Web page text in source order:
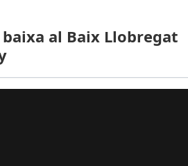
reforça les inspeccions de pirotècnia
al Baix Llobregat